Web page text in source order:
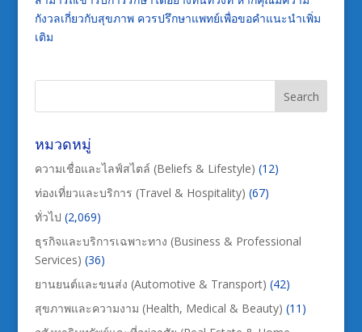
กังวลเกี่ยวกับสุขภาพ ควรปรึกษาแพทย์เพื่อขอคำแนะนำเพิ่ม
เติม
หมวดหมู่
ความเชื่อและไลฟ์สไตล์ (Beliefs & Lifestyle) (12)
ท่องเที่ยวและบริการ (Travel & Hospitality) (67)
ทั่วไป (2,069)
ธุรกิจและบริการเฉพาะทาง (Business & Professional
Services) (36)
ยานยนต์และขนส่ง (Automotive & Transport) (42)
สุขภาพและความงาม (Health, Medical & Beauty) (11)